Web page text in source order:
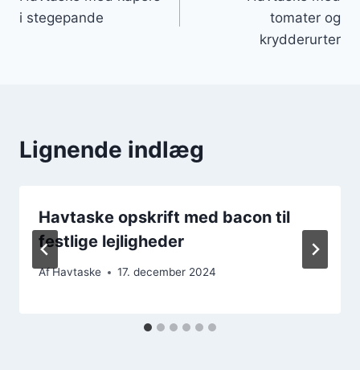
i stegepande
tomater og
krydderurter
Lignende indlæg
Havtaske opskrift med bacon til
festlige lejligheder
AfHavtaske 17. december 2024